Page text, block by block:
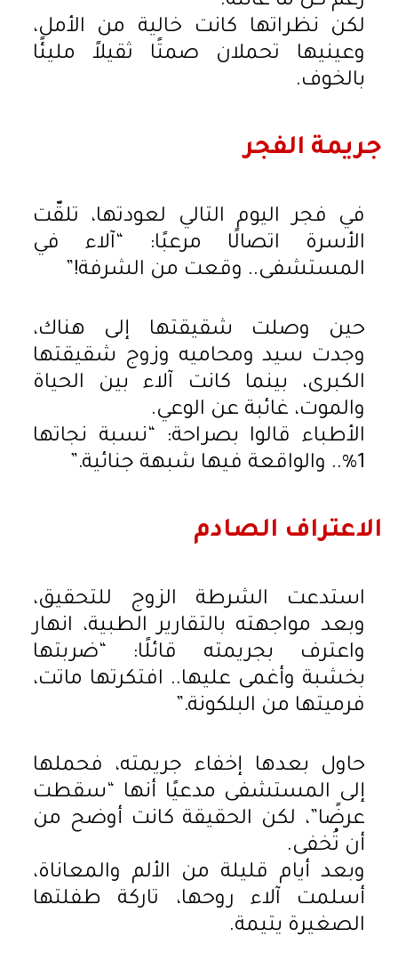
لكن نظراتها كانت خالية من الأمل،
وعينيها تحملان صمتًا ثقيلاً مليئًا
بالخوف.
جريمة الفجر
في فجر اليوم التالي لعودتها، تلقّت
الأسرة اتصالًا مرعبًا: “آلاء في
المستشفى.. وقعت من الشرفة!”
حين وصلت شقيقتها إلى هناك،
وجدت سيد ومحاميه وزوج شقيقتها
الكبرى، بينما كانت آلاء بين الحياة
والموت، غائبة عن الوعي.
الأطباء قالوا بصراحة: “نسبة نجاتها
1%.. والواقعة فيها شبهة جنائية.”
الاعتراف الصادم
استدعت الشرطة الزوج للتحقيق،
وبعد مواجهته بالتقارير الطبية، انهار
واعترف بجريمته قائلًا: “ضربتها
بخشبة وأغمى عليها.. افتكرتها ماتت،
فرميتها من البلكونة.”
حاول بعدها إخفاء جريمته، فحملها
إلى المستشفى مدعيًا أنها “سقطت
عرضًا”، لكن الحقيقة كانت أوضح من
أن تُخفى.
وبعد أيام قليلة من الألم والمعاناة،
أسلمت آلاء روحها، تاركة طفلتها
الصغيرة يتيمة.